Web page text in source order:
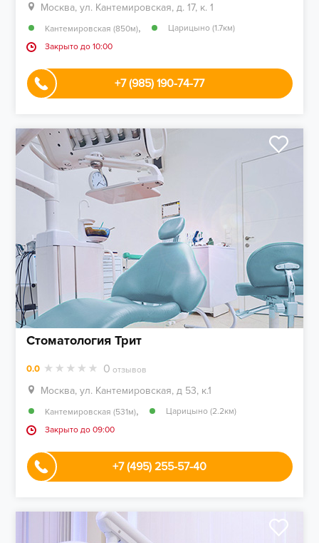
Москва, ул. Кантемировская, д. 17, к. 1
Кантемировская (850м),
Царицыно (1.7км)
Закрыто до 10:00
+7 (985) 190-74-77
Стоматология Трит
0.0 0 отзывов
Москва, ул. Кантемировская, д 53, к.1
Кантемировская (531м),
Царицыно (2.2км)
Закрыто до 09:00
+7 (495) 255-57-40